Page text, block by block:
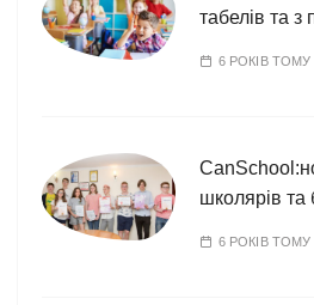
табелів та
6 РОКІВ ТОМУ
школярів та
6 РОКІВ ТОМУ